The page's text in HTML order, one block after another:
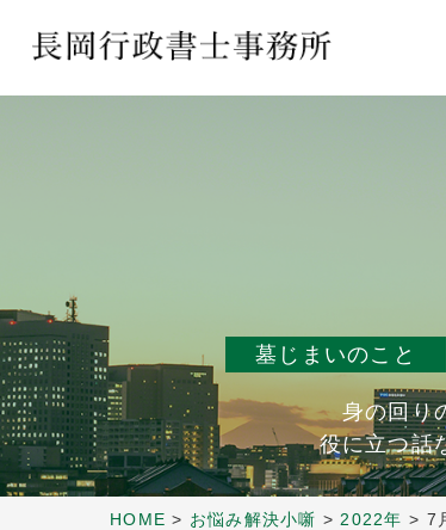
墓じまいのこと
身の回り
役に立つ話
HOME > お悩み解決小噺 > 2022年 > 7